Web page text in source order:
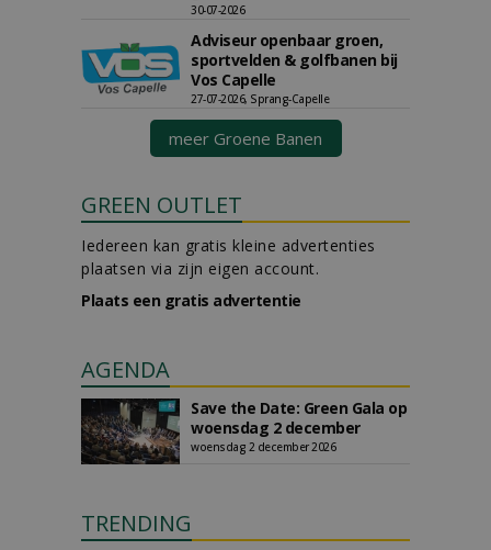
30-07-2026
Adviseur openbaar groen,
sportvelden & golfbanen bij
Vos Capelle
27-07-2026, Sprang-Capelle
meer Groene Banen
GREEN OUTLET
Iedereen kan gratis kleine advertenties
plaatsen via zijn eigen account.
Plaats een gratis advertentie
AGENDA
Save the Date: Green Gala op
woensdag 2 december
woensdag 2 december 2026
TRENDING